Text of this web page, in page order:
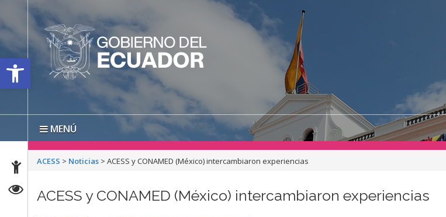
Open toolbar
MENÚ
ACESS > Noticias >ACESS y CONAMED (México) intercambiaron experiencias
ACESS y CONAMED (México) intercambiaron experiencias